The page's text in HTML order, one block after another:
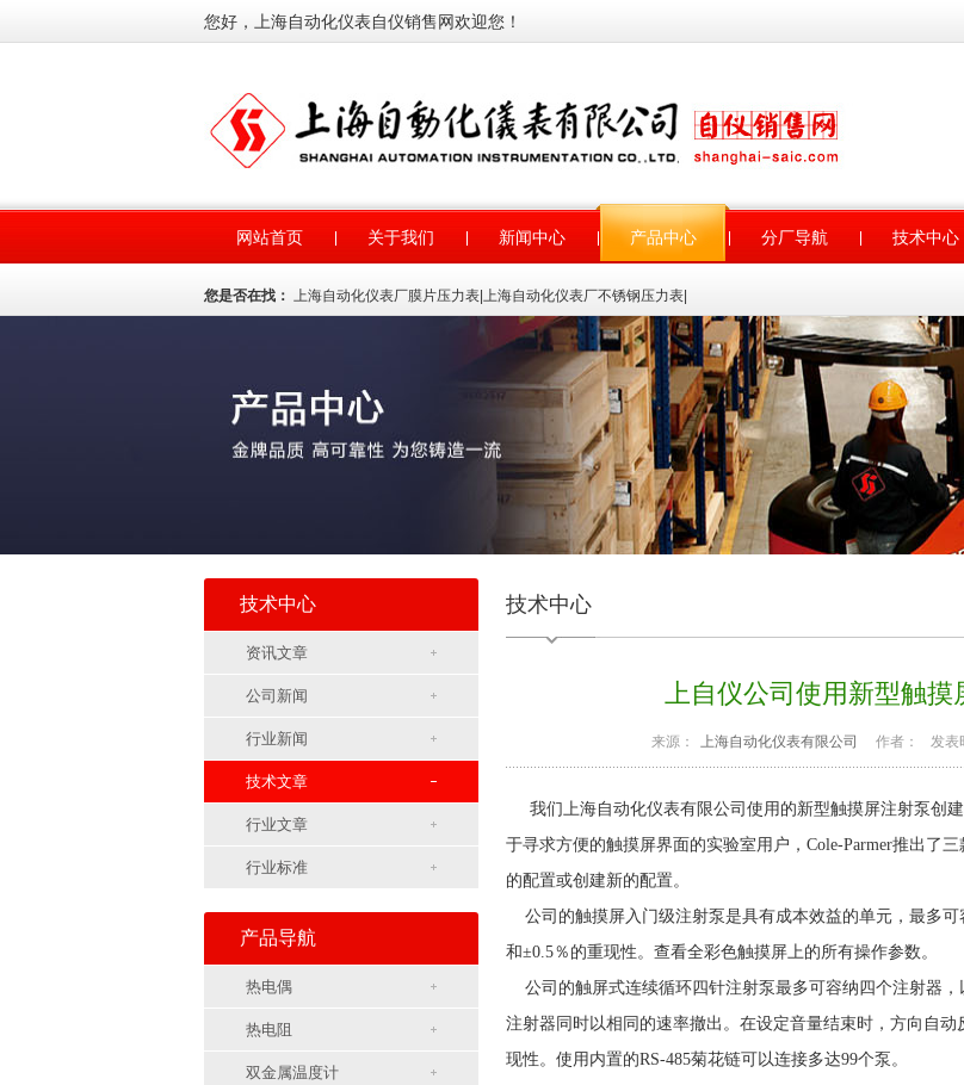
您好，上海自动化仪表自仪销售网欢迎您！
网站首页 关于我们 新闻中心 产品中心 分厂导航 技术中心
您是否在找： 上海自动化仪表厂膜片压力表| 上海自动化仪表厂不锈钢压力表|
技术中心
资讯文章
公司新闻
行业新闻
技术文章
行业文章
行业标准
产品导航
热电偶
热电阻
双金属温度计
技术中心
上自仪公司使用新型触
来源： 上海自动化仪表有限公司 作者： 发表
我们上海自动化仪表有限公司使用的新型触摸屏注射泵创
于寻求方便的触摸屏界面的实验室用户，Cole-Parmer推出了
的配置或创建新的配置。
公司的触摸屏入门级注射泵是具有成本效益的单元，最多
和±0.5％的重现性。查看全彩色触摸屏上的所有操作参数。
公司的触屏式连续循环四针注射泵最多可容纳四个注射器
注射器同时以相同的速率撤出。在设定音量结束时，方向自
现性。使用内置的RS-485菊花链可以连接多达99个泵。